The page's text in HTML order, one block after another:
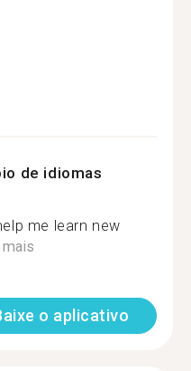
de idiomas
me learn new
mais
o aplicativo